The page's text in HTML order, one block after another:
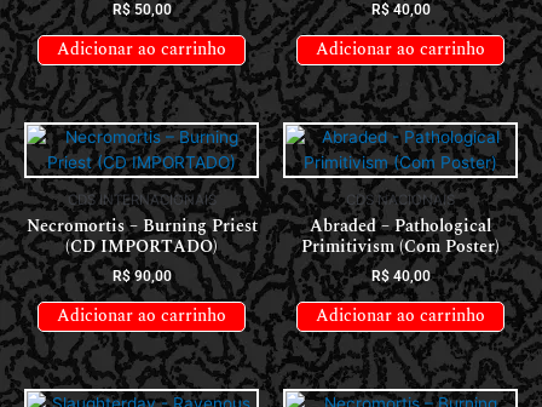
R$50,00
Adicionar ao carrinho
R$40,00
Adicionar ao carrinho
CDS INTERNACIONAIS
Necromortis – Burning Priest
(CD IMPORTADO)
R$90,00
Adicionar ao carrinho
CDS NACIONAIS
Abraded – Pathological
Primitivism (Com Poster)
R$40,00
Adicionar ao carrinho